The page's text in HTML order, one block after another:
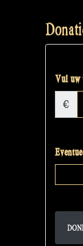
Vul uw
€